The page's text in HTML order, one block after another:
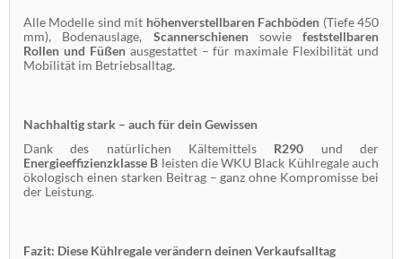
Alle Modelle sind mit höhenverstellbaren Fachböden (Tiefe 450
mm), Bodenauslage, Scannerschienensowie feststellbaren
Rollen und Füßenausgestattet – für maximale Flexibilität und
Mobilität im Betriebsalltag.
Nachhaltig stark – auch für dein Gewissen
Dank des natürlichen Kältemittels R290 und der
Energieeffizienzklasse B leisten die WKU Black Kühlregale auch
ökologisch einen starken Beitrag – ganz ohne Kompromisse bei
der Leistung.
Fazit: Diese Kühlregale verändern deinen Verkaufsalltag